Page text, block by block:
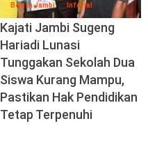
Berita Jambi Inforial
Kajati Jambi Sugeng
Hariadi Lunasi
Tunggakan Sekolah Dua
Siswa Kurang Mampu,
Pastikan Hak Pendidikan
Tetap Terpenuhi